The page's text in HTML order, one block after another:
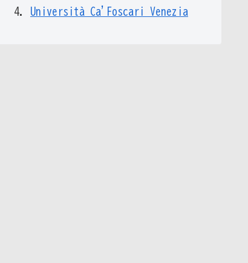
Università Ca'Foscari Venezia